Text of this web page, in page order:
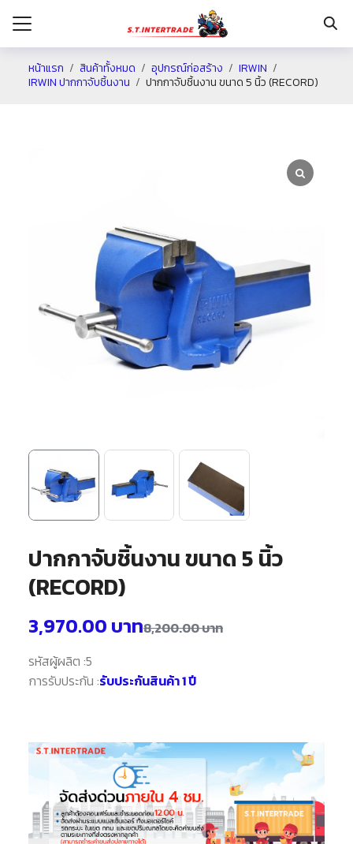
หน้าแรก สินค้าทั้งหมด อุปกรณ์ก่อสร้าง
IRWIN
IRWIN ปากกาจับชิ้นงาน
ปากกาจับชิ้นงาน ขนาด 5 นิ้ว (RECORD)
ปากกาจับชิ้นงาน ขนาด 5 นิ้ว
(RECORD)
8,200.00บาท
3,970.00 บาท
รหัสผู้ผลิต :5
การรับประกัน :รับประกันสินค้า 1 ปี